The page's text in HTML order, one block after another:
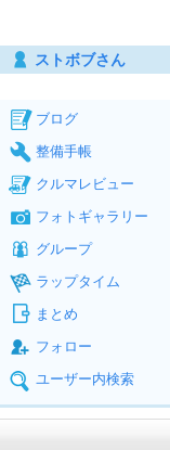
ストボブさん
ブログ
整備手帳
クルマレビュー
フォトギャラリー
グループ
ラップタイム
まとめ
フォロー
ユーザー内検索